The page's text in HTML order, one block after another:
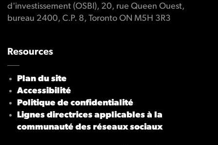
d'investissement (OSBI), 20, rue Queen Ouest,
bureau 2400, C.P. 8, Toronto ON M5H 3R3
Resources
Plan du site
Accessibilité
Politique de confidentialité
Lignes directrices applicables à la
communauté des réseaux sociaux